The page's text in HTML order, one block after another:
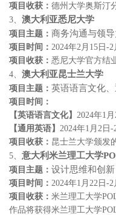
项目收获： 德州大学奥斯汀
3
澳大利亚悉尼大学
项目 主题 ： 商务沟通与领导
项目时间： 2024年2 月 15日-2
项目收获： 悉尼大学官方结
4
澳大利亚昆士兰大学
项目 主题： 英语语言文化
项目时间：
【英语语言文化】 2024年1 月
【通用英语】 2024年1 月 2 日-
项目收获： 昆士兰大学颁发
5
意大利米兰理工大学
项目 主题 ： 设计思维和创新
项目时间： 2024年1 月 22 日-2
项目收获： 米兰理工大学
作品将获得米兰理工大学